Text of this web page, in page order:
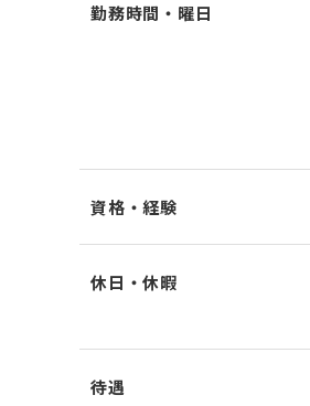
勤務時間・曜日
資格・経験
休日・休暇
待遇